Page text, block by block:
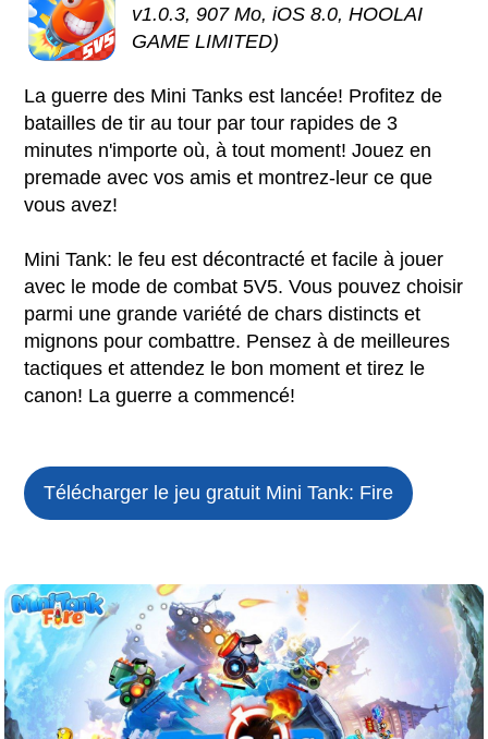
v1.0.3, 907 Mo, iOS 8.0, HOOLAI
GAME LIMITED)
La guerre des Mini Tanks est lancée! Profitez de
batailles de tir au tour par tour rapides de 3
minutes n'importe où, à tout moment! Jouez en
premade avec vos amis et montrez-leur ce que
vous avez!
Mini Tank: le feu est décontracté et facile à jouer
avec le mode de combat 5V5. Vous pouvez choisir
parmi une grande variété de chars distincts et
mignons pour combattre. Pensez à de meilleures
tactiques et attendez le bon moment et tirez le
canon! La guerre a commencé!
Télécharger le jeu gratuit Mini Tank: Fire